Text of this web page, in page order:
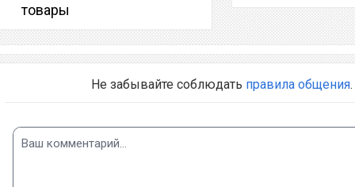
товары
Не забывайте соблюдать правила общения.